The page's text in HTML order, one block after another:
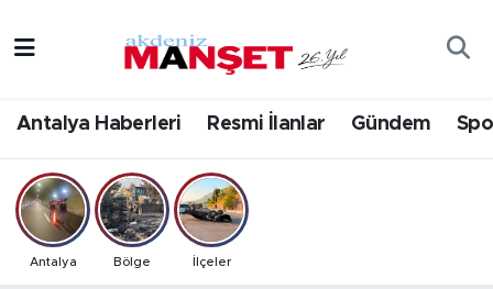
Antalya Haberleri Resmi İlanlar Gündem
Antalya Bölge İlçeler
Bilim & Teknoloji
Eğitim
Ekonomi
Antalya Hava Durumu
Antalya Namaz Vakitleri
Antalya Trafik Yoğunluk Haritası